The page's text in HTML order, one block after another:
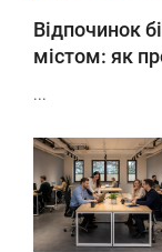
Відпочинок
містом: як
...